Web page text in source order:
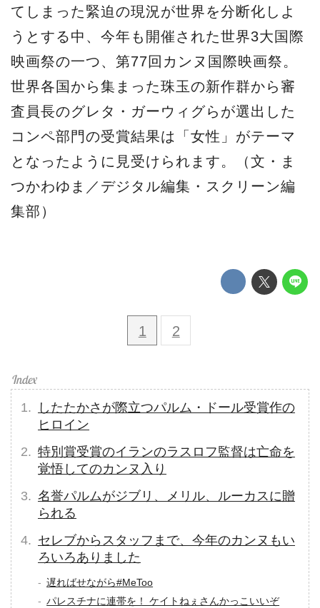
てしまった緊迫の現況が世界を分断化しよ
うとする中、今年も開催された世界3大国際
映画祭の一つ、第77回カンヌ国際映画祭。
世界各国から集まった珠玉の新作群から審
査員長のグレタ・ガーウィグらが選出した
コンペ部門の受賞結果は「女性」がテーマ
となったように見受けられます。（文・ま
つかわゆま／デジタル編集・スクリーン編
集部）
1 2
したたかさが際立つパルム・ドール受賞作の
ヒロイン
特別賞受賞のイランのラスロフ監督は亡命を
覚悟してのカンヌ入り
名誉パルムがジブリ、メリル、ルーカスに贈
られる
セレブからスタッフまで、今年のカンヌもい
ろいろありました
遅ればせながら#MeToo
パレスチナに連帯を！ ケイトねぇさんかっこいいぞ